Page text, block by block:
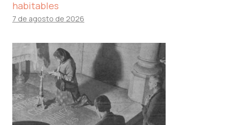
habitables
7 de agosto de 2026